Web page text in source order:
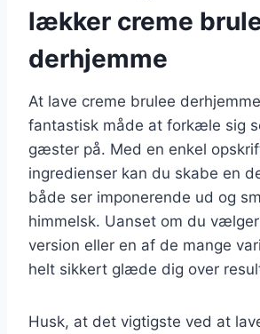
lækker creme
derhjemme
At lave creme brulee
fantastisk måde at forkæle sig
gæster på. Med en enkel
ingredienser kan du skabe en
både ser imponerende ud og
himmelsk. Uanset om du
version eller en af de mange
helt sikkert glæde dig over
Husk, at det vigtigste ved at